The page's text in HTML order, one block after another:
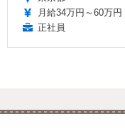
月給34万円～60万円
正社員